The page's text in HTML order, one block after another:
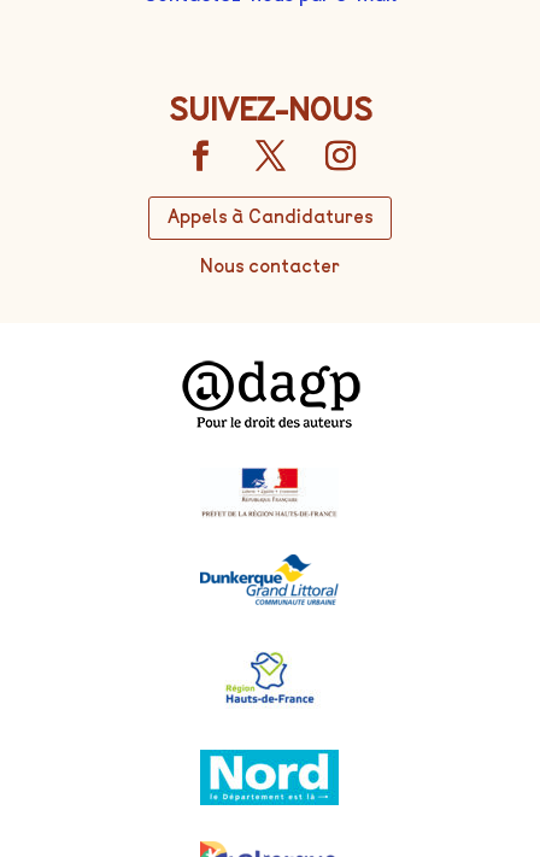
SUIVEZ-NOUS
Appels à Candidatures
Nous contacter